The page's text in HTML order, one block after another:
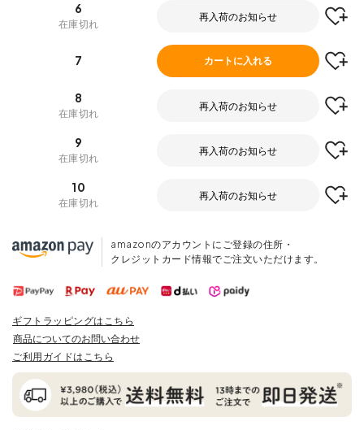
6
在庫切れ
再入荷のお知らせ
7 カートに入れる
8
在庫切れ
再入荷のお知らせ
9
在庫切れ
再入荷のお知らせ
10
在庫切れ
再入荷のお知らせ
amazonのアカウントにご登録の住所・
クレジットカード情報でご注文いただけます。
ギフトラッピングはこちら
商品についてのお問い合わせ
ご利用ガイドはこちら